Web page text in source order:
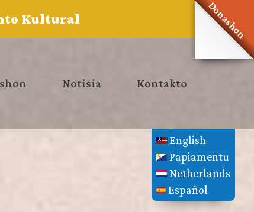
Donashon
Kultural
Notisia Kontakto
English
Papiamentu
Netherlands
Español